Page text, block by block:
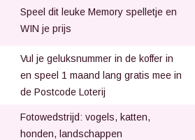
Speel dit leuke Memory spelletje en
WIN je prijs
Vul je geluksnummer in de koffer in
en speel 1 maand lang gratis mee in
de Postcode Loterij
Fotowedstrijd: vogels, katten,
honden, landschappen